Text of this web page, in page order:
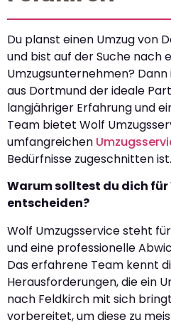
Du planst einen Umzug von
und bist auf der Suche nach
Umzugsunternehmen?
aus Dortmund der ideale
langjähriger Erfahrung und
Team bietet Wolf
umfangreichen
Bedürfnisse zugeschnitten ist.
Warum solltest du dich
entscheiden?
Wolf Umzugsservice steht
und eine professionelle
Das erfahrene Team kennt
Herausforderungen, die ein
nach Feldkirch mit sich
vorbereitet, um diese zu